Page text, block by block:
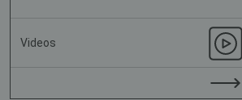
Videos